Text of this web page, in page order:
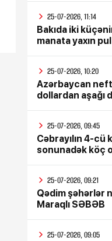
25-07-2026, 11:14
Bakıda iki
manata yaxın
25-07-2026, 10:20
Azərbaycan
dollardan aşağı
25-07-2026, 09:45
Cəbrayılın 4-cü
sonunadək köç
25-07-2026, 09:21
Qədim şəhərlər
Maraqlı SƏBƏB
25-07-2026, 09:05